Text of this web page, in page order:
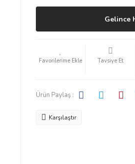
Gelince
Tavsiye Et
Ürün Paylaş :
Karşılaştır